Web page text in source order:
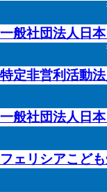
一般社団法人日
特定非営利活動
一般社団法人日
フェリシアこど